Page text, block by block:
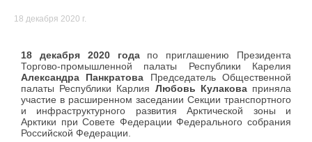
18 декабря 2020 г.
18 декабря 2020 годапо приглашению Президента
Торгово-промышленной палаты Республики Карелия
Александра Панкратова Председатель Общественной
палаты Республики Карлия Любовь Кулакова приняла
участие в расширенном заседании Секции транспортного
и инфраструктурного развития Арктической зоны и
Арктики при Совете Федерации Федерального собрания
Российской Федерации.